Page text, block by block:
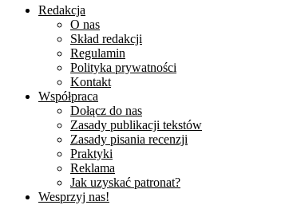
Redakcja
O nas
Skład redakcji
Regulamin
Polityka prywatności
Kontakt
Współpraca
Dołącz do nas
Zasady publikacji tekstów
Zasady pisania recenzji
Praktyki
Reklama
Jak uzyskać patronat?
Wesprzyj nas!